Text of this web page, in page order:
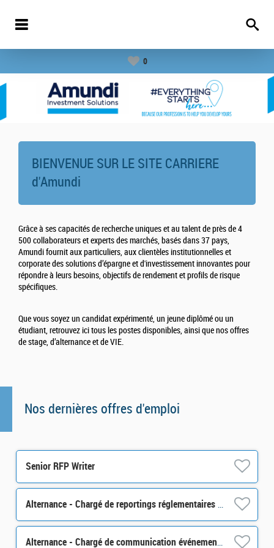
0
BIENVENUE SUR LE SITE CARRIERE
d'Amundi
Grâce à ses capacités de recherche uniques et au talent de près de 4
500 collaborateurs et experts des marchés, basés dans 37 pays,
Amundi fournit aux particuliers, aux clientèles institutionnelles et
corporate des solutions d’épargne et d'investissement innovantes pour
répondre à leurs besoins, objectifs de rendement et profils de risque
spécifiques.
Que vous soyez un candidat expérimenté, un jeune diplômé ou un
étudiant, retrouvez ici tous les postes disponibles, ainsi que nos offres
de stage, d’alternance et de VIE.
Nos dernières offres d'emploi
Senior RFP Writer
Alternance - Chargé de reportings réglementaires - H/F
Alternance - Chargé de communication événementielle - H/F